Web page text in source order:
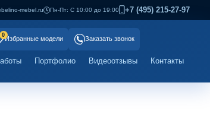
mebel.ru Пн-Пт: С 10:00 до 19:00 +7 (495) 215-27-97
0
Избранные модели Заказать звонок
Портфолио Видеоотзывы Контакты